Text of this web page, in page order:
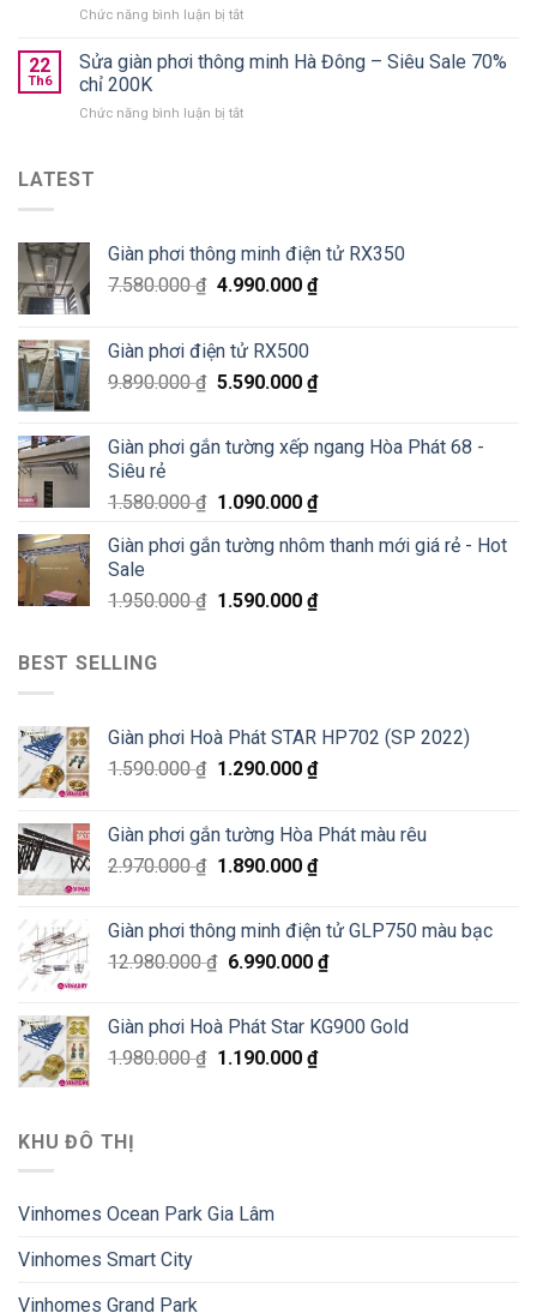
nào
Xuân
West
số
Chức năng bình luận bị tắtở
giàn
phơi
minh
Đống
Đa
22
Th6
Sửa giàn phơi thông minh Hà Đông – Siêu Sale 70%
chỉ 200K
Chức năng bình luận bị tắtở
Đông
–
Siêu
chỉ
200K
LATEST
Giàn phơi thông minh điện tử RX350
7.580.000₫ 4.990.000 ₫
Giàn phơi điện tử RX500
9.890.000₫ 5.590.000 ₫
Giàn phơi gắn tường xếp ngang Hòa Phát 68 -
Siêu rẻ
1.580.000₫ 1.090.000 ₫
Giàn phơi gắn tường nhôm thanh mới giá rẻ - Hot
Sale
1.950.000₫ 1.590.000 ₫
BEST SELLING
Giàn phơi Hoà Phát STAR HP702 (SP 2022)
1.590.000₫ 1.290.000 ₫
Giàn phơi gắn tường Hòa Phát màu rêu
2.970.000₫ 1.890.000 ₫
Giàn phơi thông minh điện tử GLP750 màu bạc
12.980.000₫ 6.990.000 ₫
Giàn phơi Hoà Phát Star KG900 Gold
1.980.000₫ 1.190.000 ₫
KHU ĐÔ THỊ
Vinhomes Ocean Park Gia Lâm
Vinhomes Smart City
Vinhomes Grand Park